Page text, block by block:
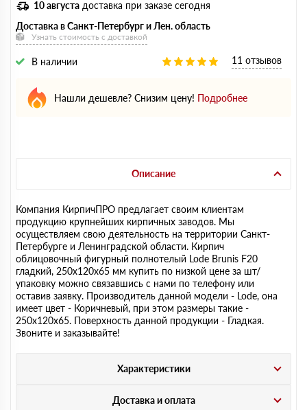
10 августа доставка при заказе сегодня
Доставка в Санкт-Петербург и Лен. область
Узнать стоимость с доставкой
В наличии 11 отзывов
Нашли дешевле? Снизим цену! Подробнее
Описание
Компания КирпичПРО предлагает своим клиентам
продукцию крупнейших кирпичных заводов. Мы
осуществляем свою деятельность на территории Санкт-
Петербурге и Ленинградской области. Кирпич
облицовочный фигурный полнотелый Lode Brunis F20
гладкий, 250х120х65 мм купить по низкой цене за шт/
упаковку можно связавшись с нами по телефону или
оставив заявку. Производитель данной модели - Lode, она
имеет цвет - Коричневый, при этом размеры такие -
250х120х65. Поверхность данной продукции - Гладкая.
Звоните и заказывайте!
Характеристики
Доставка и оплата